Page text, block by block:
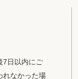
7日以内にご
れなかった場